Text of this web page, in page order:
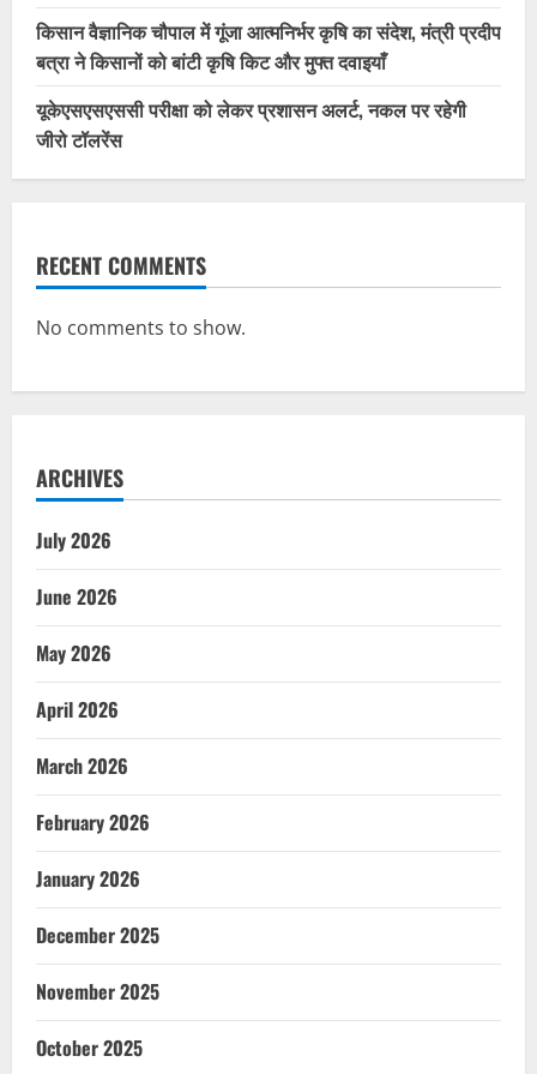
किसान वैज्ञानिक चौपाल में गूंजा आत्मनिर्भर कृषि का संदेश, मंत्री प्रदीप
बत्रा ने किसानों को बांटी कृषि किट और मुफ्त दवाइयाँ
यूकेएसएसएससी परीक्षा को लेकर प्रशासन अलर्ट, नकल पर रहेगी
जीरो टॉलरेंस
RECENT COMMENTS
No comments to show.
ARCHIVES
July 2026
June 2026
May 2026
April 2026
March 2026
February 2026
January 2026
December 2025
November 2025
October 2025